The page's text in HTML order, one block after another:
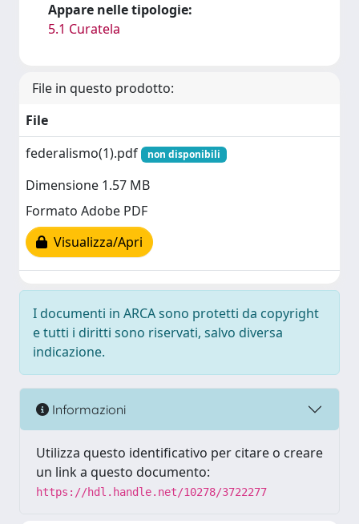
Appare nelle tipologie:
5.1 Curatela
File in questo prodotto:
File
federalismo(1).pdf
non disponibili
Dimensione 1.57 MB
Formato Adobe PDF
Visualizza/Apri
I documenti in ARCA sono protetti da copyright
e tutti i diritti sono riservati, salvo diversa
indicazione.
Informazioni
Utilizza questo identificativo per citare o creare
un link a questo documento:
https://hdl.handle.net/10278/3722277